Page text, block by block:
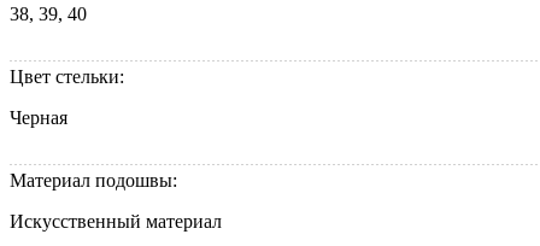
38, 39, 40
Цвет стельки:
Черная
Материал подошвы:
Искусственный материал